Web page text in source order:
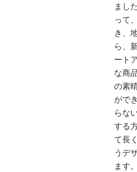
まし
って
き、
ら、
ート
な商
の素
がで
らな
する
て長
うデ
ます。